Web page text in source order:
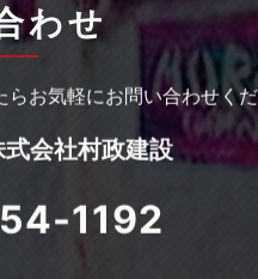
わせ
らお気軽にお問い合わせく
式会社村政建設
1192